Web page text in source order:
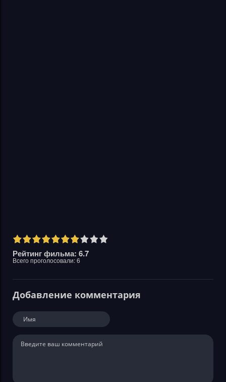
Рейтинг фильма: 6.7
Всего проголосовали:6
Добавление комментария